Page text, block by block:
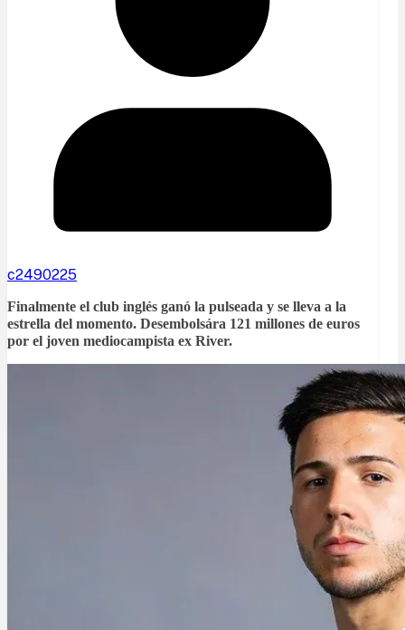
c2490225
Finalmente el club inglés ganó la pulseada y se lleva a la
estrella del momento. Desembolsára 121 millones de euros
por el joven mediocampista ex River.